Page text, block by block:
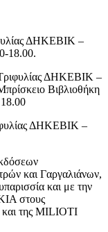
ΔΗΚΕΒΙΚ –
18.00.
ΔΗΚΕΒΙΚ –
Βιβλιοθήκη
ΔΗΚΕΒΙΚ –
και Γαργαλιάνων,
και με την
στους
και της MILIOTI